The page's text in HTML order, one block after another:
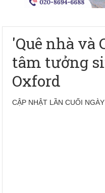
'Quê nhà và
tâm tưởng
Oxford
CẬP NHẬT LẦN CUỐI